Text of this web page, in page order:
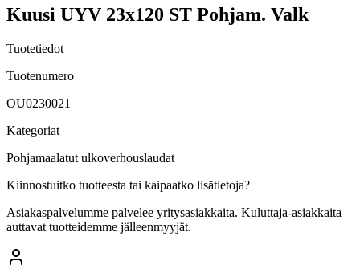
Kuusi UYV 23x120 ST Pohjam. Valk
Tuotetiedot
Tuotenumero
OU0230021
Kategoriat
Pohjamaalatut ulkoverhouslaudat
Kiinnostuitko tuotteesta tai kaipaatko lisätietoja?
Asiakaspalvelumme palvelee yritysasiakkaita. Kuluttaja-asiakkaita
auttavat tuotteidemme jälleenmyyjät.